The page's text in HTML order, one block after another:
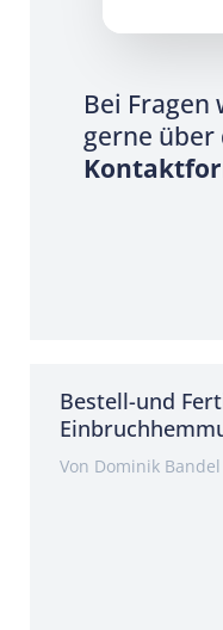
Bei Fragen
gerne über
Bestell-und
Von Dominik Bandel